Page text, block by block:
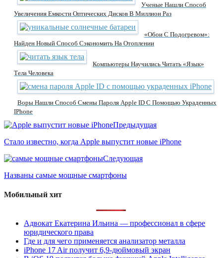
Ученые Нашли Способ
Увеличения Емкости Оптических Дисков В Миллион Раз
«Обои С Подогревом»:
Найден Новый Способ Сэкономить На Отоплении
Компьютеры Научились Читать «язык»
Тела Человека
Воры Нашли Способ Смены Пароля Apple ID С Помощью Украденных
IPhone
Предыдущая
Стало известно, когда Apple выпустит новые iPhone
Следующая
Названы самые мощные смартфоны
Мобильный хит
Адвокат Екатерина Ильина — профессионал в сфере
юридического права
Где и для чего применяется анализатор металла
iPhone 17 Air получит 6,9-дюймовый экран